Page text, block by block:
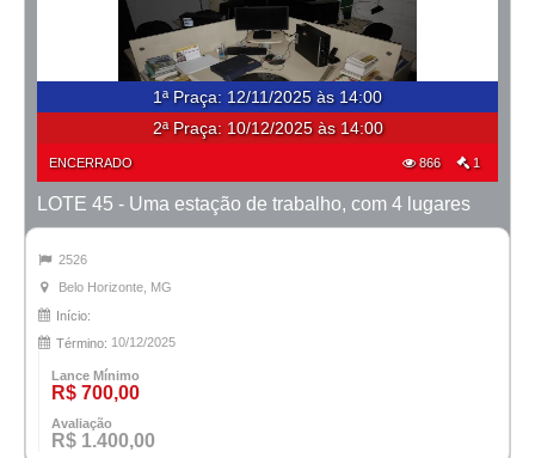
1ª Praça: 12/11/2025 às 14:00
2ª Praça: 10/12/2025 às 14:00
ENCERRADO 866 1
LOTE 45 - Uma estação de trabalho, com 4 lugares
2526
Belo Horizonte, MG
Início:
Término: 10/12/2025
Lance Mínimo
R$ 700,00
Avaliação
R$ 1.400,00